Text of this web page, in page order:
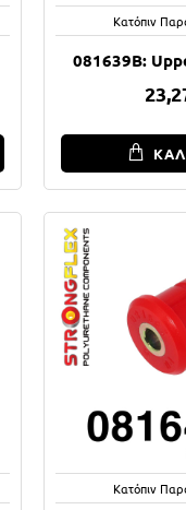
Κατόπιν
081639B:
Κατόπιν